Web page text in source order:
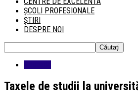
ȘCOLI PROFESIONALE
ȘTIRI
DESPRE NOI
Taxele de studii la